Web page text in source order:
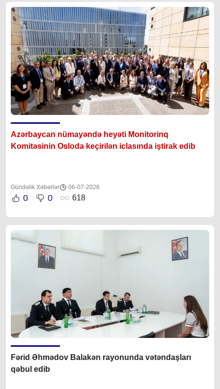
Azərbaycan nümayəndə heyəti Monitorinq
Komitəsinin Osloda keçirilən iclasında iştirak edib
Gündəlik Xəbərlər 06-07-2026
0 0 618
Fərid Əhmədov Balakən rayonunda vətəndaşları
qəbul edib